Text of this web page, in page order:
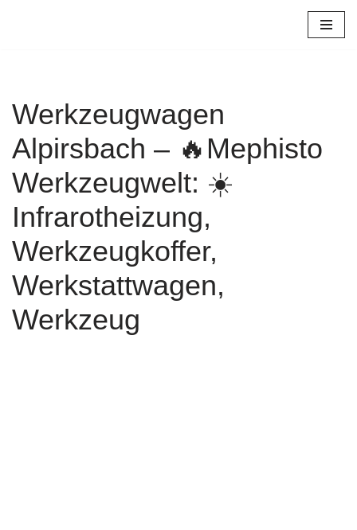
Werkzeugwagen
Alpirsbach – 🔥Mephisto
Werkzeugwelt: ☀️
Infrarotheizung,
Werkzeugkoffer,
Werkstattwagen,
Werkzeug